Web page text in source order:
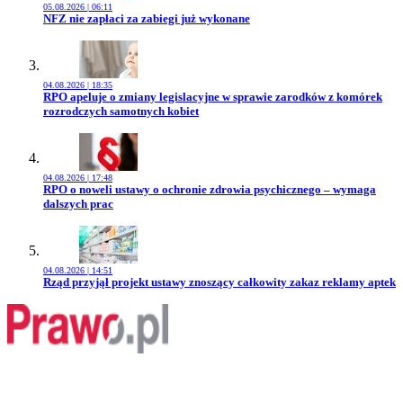
05.08.2026 | 06:11
Przejdź do artykułu:
NFZ nie zapłaci za zabiegi już wykonane
04.08.2026 | 18:35
Przejdź do artykułu:
RPO apeluje o zmiany legislacyjne w sprawie zarodków z komórek
rozrodczych samotnych kobiet
04.08.2026 | 17:48
Przejdź do artykułu:
RPO o noweli ustawy o ochronie zdrowia psychicznego – wymaga
dalszych prac
04.08.2026 | 14:51
Przejdź do artykułu:
Rząd przyjął projekt ustawy znoszący całkowity zakaz reklamy aptek